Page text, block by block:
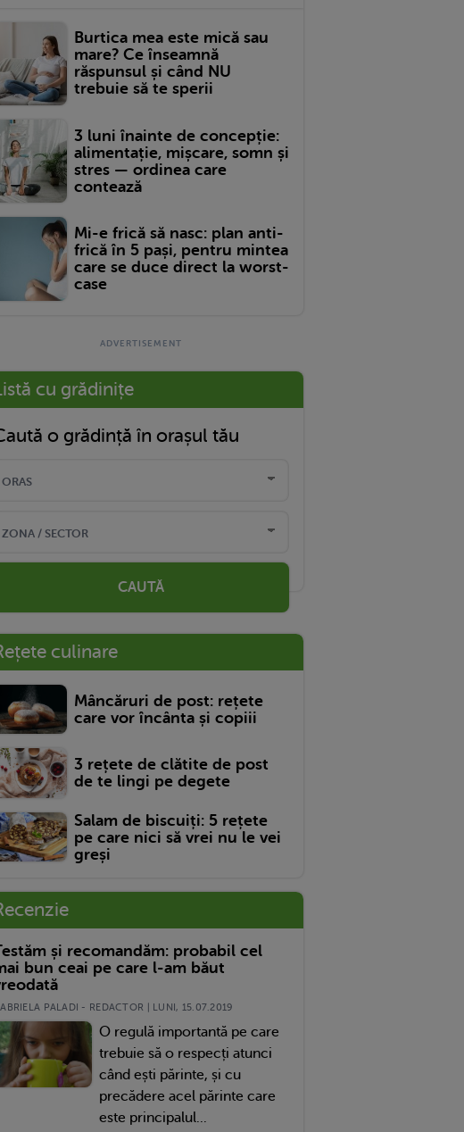
Burtica mea este mică sau
mare? Ce înseamnă
răspunsul și când NU
trebuie să te sperii
3 luni înainte de concepție:
alimentație, mișcare, somn și
stres — ordinea care
contează
Mi-e frică să nasc: plan anti-
frică în 5 pași, pentru mintea
care se duce direct la worst-
case
cu grădinițe
o grădință în orașul tău
CAUTĂ
culinare
Mâncăruri de post: rețete
care vor încânta și copiii
3 rețete de clătite de post
de te lingi pe degete
Salam de biscuiți: 5 rețete
pe care nici să vrei nu le vei
greși
și recomandăm: probabil cel
bun ceai pe care l-am băut
PALADI - REDACTOR | LUNI, 15.07.2019
O regulă importantă pe care
trebuie să o respecți atunci
când ești părinte, și cu
precădere acel părinte care
este principalul...